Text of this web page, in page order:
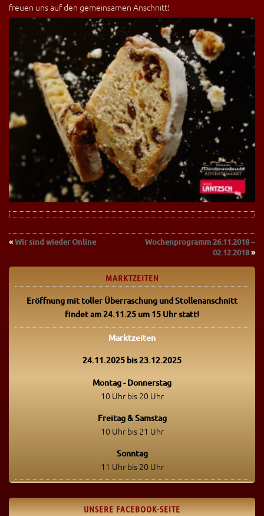
freuen uns auf den gemeinsamen Anschnitt!
«Wir sind wieder Online
Wochenprogramm 26.11.2018 –
02.12.2018»
MARKTZEITEN
Eröffnung mit toller Überraschung und Stollenanschnitt
findet am 24.11.25 um 15 Uhr statt!
Marktzeiten
24.11.2025 bis 23.12.2025
Montag - Donnerstag
10 Uhr bis 20 Uhr
Freitag & Samstag
10 Uhr bis 21 Uhr
Sonntag
11 Uhr bis 20 Uhr
UNSERE FACEBOOK-SEITE